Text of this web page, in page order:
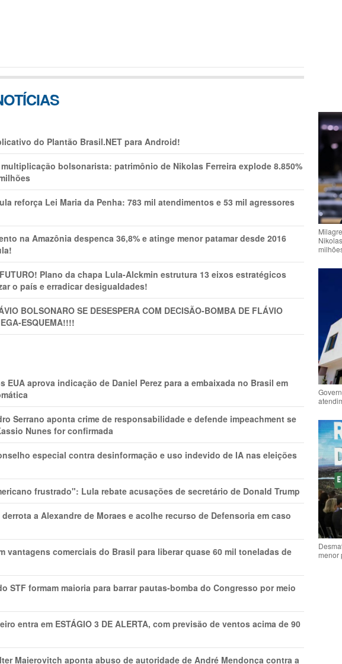
do Plantão Brasil.NET para Android!
bolsonarista: patrimônio de Nikolas Ferreira explode 8.850%
reforça Lei Maria da Penha: 783 mil atendimentos e 53 mil agressores
na Amazônia despenca 36,8% e atinge menor patamar desde 2016
Plano da chapa Lula-Alckmin estrutura 13 eixos estratégicos
o país e erradicar desigualdades!
BOLSONARO SE DESESPERA COM DECISÃO-BOMBA DE FLÁVIO
ESQUEMA!!!!
EUA aprova indicação de Daniel Perez para a embaixada no Brasil em
Serrano aponta crime de responsabilidade e defende impeachment se
Nunes for confirmada
especial contra desinformação e uso indevido de IA nas eleições
frustrado": Lula rebate acusações de secretário de Donald Trump
derrota a Alexandre de Moraes e acolhe recurso de Defensoria em caso
vantagens comerciais do Brasil para liberar quase 60 mil toneladas de
STF formam maioria para barrar pautas-bomba do Congresso por meio
entra em ESTÁGIO 3 DE ALERTA, com previsão de ventos acima de 90
Maierovitch aponta abuso de autoridade de André Mendonça contra a
menor